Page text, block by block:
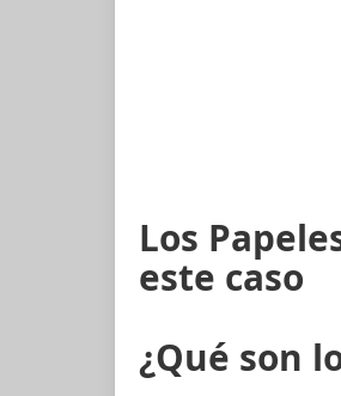
Los
este caso
¿Qué son